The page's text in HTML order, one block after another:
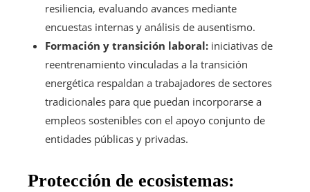
resiliencia, evaluando avances mediante
encuestas internas y análisis de ausentismo.
Formación y transición laboral: iniciativas de
reentrenamiento vinculadas a la transición
energética respaldan a trabajadores de sectores
tradicionales para que puedan incorporarse a
empleos sostenibles con el apoyo conjunto de
entidades públicas y privadas.
Protección de ecosistemas: